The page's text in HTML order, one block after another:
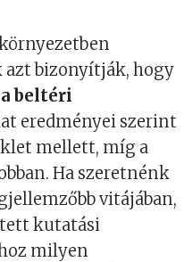
azt bizonyítják, hogy
beltéri
eredményei szerint
mellett, míg a
Ha szeretnénk
vitájában,
kutatási
milyen